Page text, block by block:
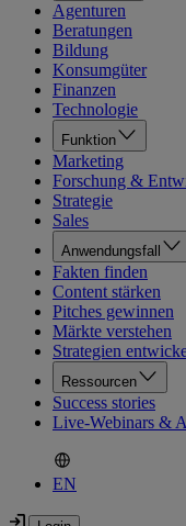
Agenturen
Beratungen
Bildung
Konsumgüter
Finanzen
Technologie
Funktion
Marketing
Forschung &
Strategie
Sales
Anwendungsfall
Fakten finden
Content stärken
Pitches gewinnen
Märkte verstehen
Strategien
Ressourcen
Success stories
Live-Webinars &
EN